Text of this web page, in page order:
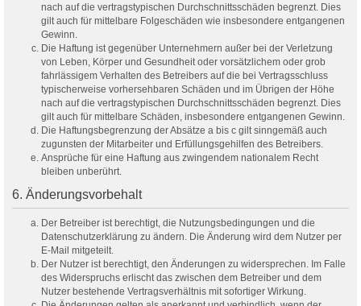
nach auf die vertragstypischen Durchschnittsschäden begrenzt. Dies
gilt auch für mittelbare Folgeschäden wie insbesondere entgangenen
Gewinn.
Die Haftung ist gegenüber Unternehmern außer bei der Verletzung
von Leben, Körper und Gesundheit oder vorsätzlichem oder grob
fahrlässigem Verhalten des Betreibers auf die bei Vertragsschluss
typischerweise vorhersehbaren Schäden und im Übrigen der Höhe
nach auf die vertragstypischen Durchschnittsschäden begrenzt. Dies
gilt auch für mittelbare Schäden, insbesondere entgangenen Gewinn.
Die Haftungsbegrenzung der Absätze a bis c gilt sinngemäß auch
zugunsten der Mitarbeiter und Erfüllungsgehilfen des Betreibers.
Ansprüche für eine Haftung aus zwingendem nationalem Recht
bleiben unberührt.
6. Änderungsvorbehalt
Der Betreiber ist berechtigt, die Nutzungsbedingungen und die
Datenschutzerklärung zu ändern. Die Änderung wird dem Nutzer per
E-Mail mitgeteilt.
Der Nutzer ist berechtigt, den Änderungen zu widersprechen. Im Falle
des Widerspruchs erlischt das zwischen dem Betreiber und dem
Nutzer bestehende Vertragsverhältnis mit sofortiger Wirkung.